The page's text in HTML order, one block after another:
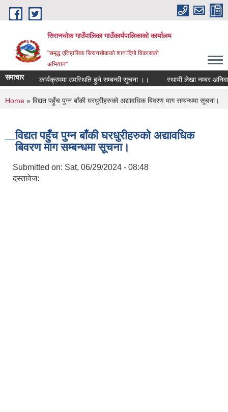
Skip to main content
सिरानचोक गाउँपालिका गाउँकार्यपालिकाको कार्यालय
"समृद्ध एतिहासिक सिरानचोकको शान:दिगो विकासको
अभियान"
समाचार कार्यक्रममा उपस्थिति हुने सम्बन्धी सूचना ।। स्थायी लेखा नम्बर अनिवार्य
You are here
Home » विद्यत पहुँच पुग्न बाँकी घरधुरीहरुको अद्यावधिक बिवरण माग सम्बन्धमा सूचना।
विद्यत पहुँच पुग्न बाँकी घरधुरीहरुको अद्यावधिक
बिवरण माग सम्बन्धमा सूचना।
Submitted on: Sat, 06/29/2024 - 08:48
दस्तावेज: